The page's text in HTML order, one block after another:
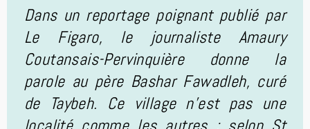
Dans un reportage poignant publié par
Le Figaro, le journaliste Amaury
Coutansais-Pervinquière donne la
parole au père Bashar Fawadleh, curé
de Taybeh. Ce village n’est pas une